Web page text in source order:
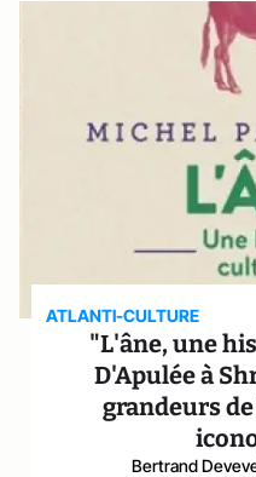
ATLANTI-CULTURE
"L'âne, une
D'Apulée à
grandeurs
Bertrand